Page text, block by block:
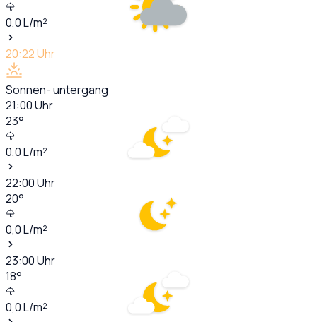
0,0L/m²
20:22Uhr
Sonnen- untergang
21:00Uhr
23°
0,0L/m²
22:00Uhr
20°
0,0L/m²
23:00Uhr
18°
0,0L/m²